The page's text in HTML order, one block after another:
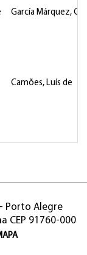
García Márquez,
Camões, Luís de
Porto Alegre
CEP 91760-000